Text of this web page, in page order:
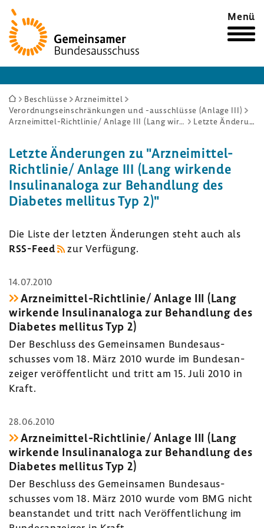
Zur
Startseite
Menü
Sie
sind
Beschlüsse
Arzneimittel
Verordnungseinschränkungen und -ausschlüsse (Anlage III)
Arzneimittel-Richtlinie/ Anlage III (Lang wirkende Insulinanaloga zur Behandlung des Diabetes mellitus Typ 2)
Letzte Änderungen
Letzte Ände­rungen zu "Arzneimittel-​
Richtlinie/ Anlage III (Lang wirkende
Insu­lin­ana­loga zur Behand­lung des
Diabetes mellitus Typ 2)"
Die Liste der letzten Ände­rungen steht auch als
RSS-​Feed
zur Verfü­gung.
14.07.2010
Arzneimittel-​Richtlinie/ Anlage III (Lang
wirkende Insu­lin­ana­loga zur Behand­lung des
Diabetes mellitus Typ 2)
Der Beschluss des Gemein­samen Bundes­aus­
schusses vom 18. März 2010 wurde im Bundes­an­
zeiger veröf­fent­licht und tritt am 15. Juli 2010 in
Kraft.
28.06.2010
Arzneimittel-​Richtlinie/ Anlage III (Lang
wirkende Insu­lin­ana­loga zur Behand­lung des
Diabetes mellitus Typ 2)
Der Beschluss des Gemein­samen Bundes­aus­
schusses vom 18. März 2010 wurde vom BMG nicht
bean­standet und tritt nach Veröf­fent­li­chung im